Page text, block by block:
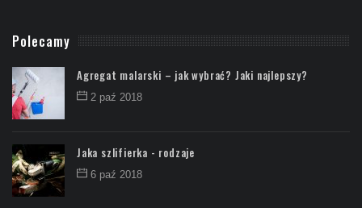
Polecamy
Agregat malarski – jak wybrać? Jaki najlepszy?
2 paź 2018
Jaka szlifierka - rodzaje
6 paź 2018